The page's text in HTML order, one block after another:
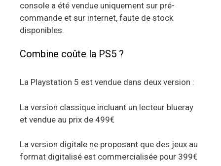
console a été vendue uniquement sur pré-
commande et sur internet, faute de stock
disponibles.
Combine coûte la PS5 ?
La Playstation 5 est vendue dans deux version :
La version classique incluant un lecteur blueray
et vendue au prix de 499€
La version digitale ne proposant que des jeux au
format digitalisé est commercialisée pour 399€